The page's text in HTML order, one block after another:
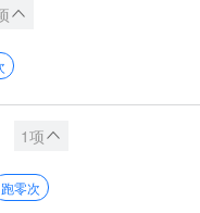
1项
跑零次